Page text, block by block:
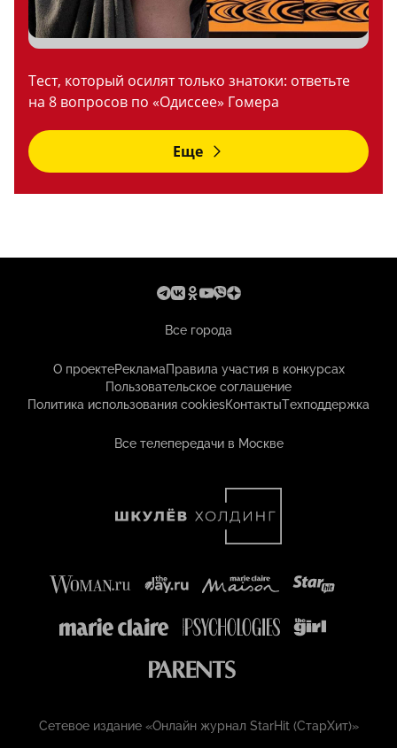
Тест, который осилят только знатоки: ответьте
на 8 вопросов по «Одиссее» Гомера
Еще
Все города
О проектеРекламаПравила участия в конкурсах
Пользовательское соглашение
Политика использования cookiesКонтактыТехподдержка
Все телепередачи в Москве
Сетевое издание «Онлайн журнал StarHit (СтарХит)»